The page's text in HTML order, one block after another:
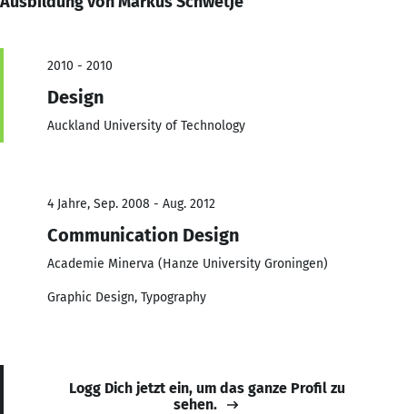
2010 - 2010
Design
Auckland University of Technology
4 Jahre, Sep. 2008 - Aug. 2012
Communication Design
Academie Minerva (Hanze University Groningen)
Graphic Design, Typography
Logg Dich jetzt ein, um das ganze Profil zu
sehen.